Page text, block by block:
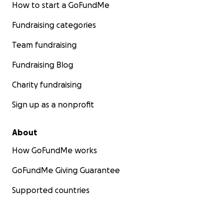
How to start a GoFundMe
Fundraising categories
Team fundraising
Fundraising Blog
Charity fundraising
Sign up as a nonprofit
About
How GoFundMe works
GoFundMe Giving Guarantee
Supported countries